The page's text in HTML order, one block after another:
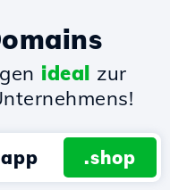
ideal zur
.shop